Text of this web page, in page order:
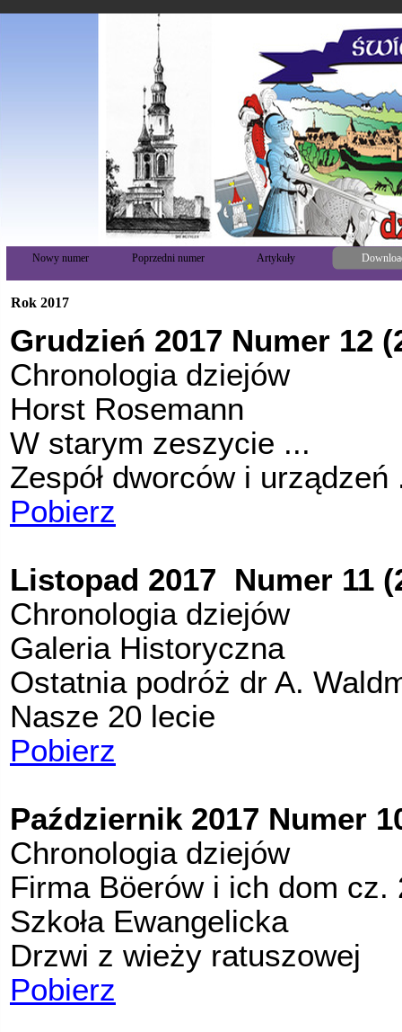
Nowy numer Poprzedni numer Artykuły
Rok 2017
Grudzień 2017 Numer 12
Chronologia dziejów
Horst Rosemann
W starym zeszycie ...
Zespół dworców i urządzeń
Pobierz
Listopad 2017 Numer 11
Chronologia dziejów
Galeria Historyczna
Ostatnia podróż dr A.
Nasze 20 lecie
Pobierz
Październik 2017 Numer
Chronologia dziejów
Firma Böerów i ich dom cz.
Szkoła Ewangelicka
Drzwi z wieży ratuszowej
Pobierz